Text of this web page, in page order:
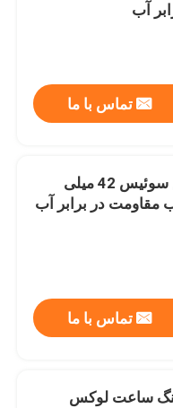
آب
تماس با ما
ساعت لوکس سوئیس 42 میلی
مقاومت در برابر آب
تماس با ما
زنگ ساعت لوکس